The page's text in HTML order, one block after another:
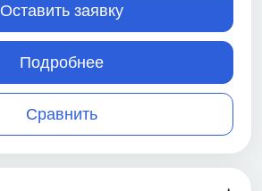
Сравнить
Оставить заявку
Подробнее